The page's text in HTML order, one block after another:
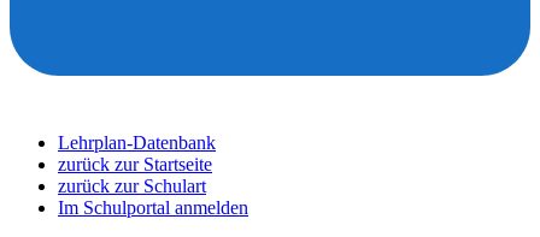
Lehrplan-Datenbank
zurück zur Startseite
zurück zur Schulart
Im Schulportal anmelden